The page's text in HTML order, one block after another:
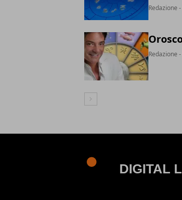
Redazione
Redazione
Articolo Successivo